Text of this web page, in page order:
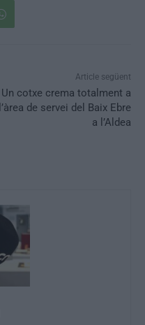
Article següent
Un cotxe crema totalment a
l’àrea de servei del Baix Ebre
a l’Aldea